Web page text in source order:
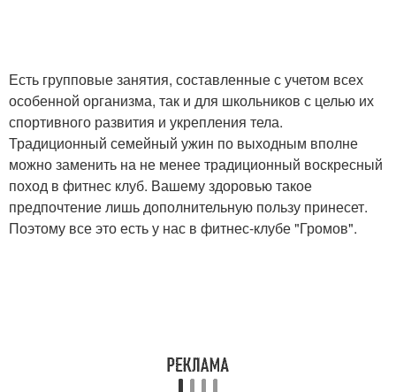
Есть групповые занятия, составленные с учетом всех
особенной организма, так и для школьников с целью их
спортивного развития и укрепления тела.
Традиционный семейный ужин по выходным вполне
можно заменить на не менее традиционный воскресный
поход в фитнес клуб. Вашему здоровью такое
предпочтение лишь дополнительную пользу принесет.
Поэтому все это есть у нас в фитнес-клубе "Громов".